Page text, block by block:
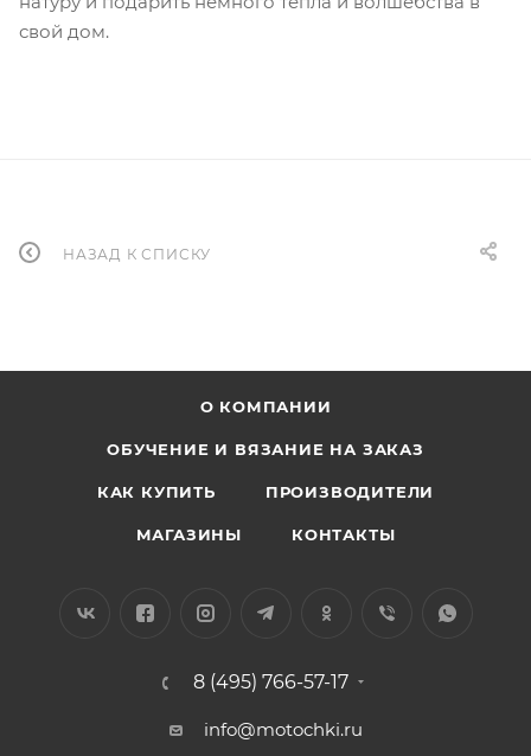
свой дом.
НАЗАД К СПИСКУ
О КОМПАНИИ
ОБУЧЕНИЕ И ВЯЗАНИЕ НА ЗАКАЗ
КАК КУПИТЬ ПРОИЗВОДИТЕЛИ
МАГАЗИНЫ КОНТАКТЫ
8 (495) 766-57-17
info@motochki.ru